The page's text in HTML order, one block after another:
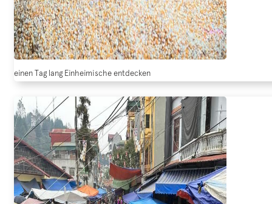
einen Tag lang Einheimische entdecken